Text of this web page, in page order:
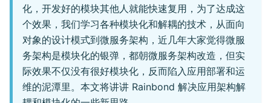
化，开发好的模块其他人就能快速复用，为了达成这
个效果，我们学习各种模块化和解耦的技术，从面向
对象的设计模式到微服务架构，近几年大家觉得微服
务架构是模块化的银弹，都朝微服务架构改造，但实
际效果不仅没有很好模块化，反而陷入应用部署和运
维的泥潭里。本文将讲讲 Rainbond 解决应用架构解